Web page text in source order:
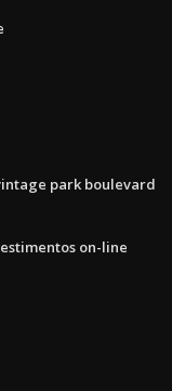
park boulevard
on-line